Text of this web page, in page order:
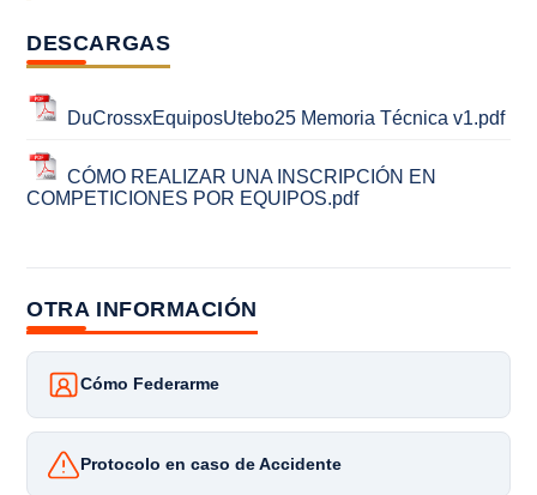
DESCARGAS
DuCrossxEquiposUtebo25 Memoria Técnica v1.pdf
CÓMO REALIZAR UNA INSCRIPCIÓN EN
COMPETICIONES POR EQUIPOS.pdf
OTRA INFORMACIÓN
Cómo Federarme
Protocolo en caso de Accidente